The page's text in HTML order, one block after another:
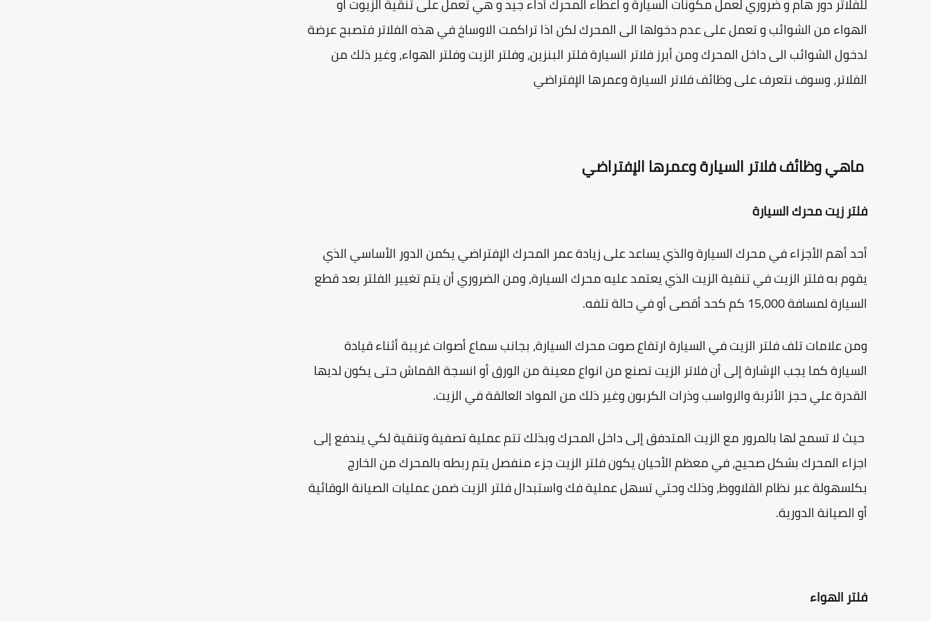
الهواء من الشوائب و تعمل على عدم دخولها الى المحرك لكن اذا تراكمت الاوساخ في هذه الفلاتر فتصبح عرضة
لدخول الشوائب الى داخل المحرك ومن أبرز فلاتر السيارة فلتر البنزين، وفلتر الزيت وفلتر الهواء، وغير ذلك من
الفلاتر، وسوف نتعرف على وظائف فلاتر السيارة وعمرها الإفتراضي
ماهي وظائف فلاتر السيارة وعمرها الإفتراضي
فلتر زيت محرك السيارة
أحد أهم الأجزاء في محرك السيارة والذي يساعد على زيادة عمر المحرك الإفتراضي يكمن الدور الأساسي الذي
يقوم به فلتر الزيت في تنقية الزيت الذي يعتمد عليه محرك السيارة، ومن الضروري أن يتم تغيير الفلتر بعد قطع
السيارة لمسافة 15,000 كم كحد أقصى أو في حالة تلفه.
ومن علامات تلف فلتر الزيت في السيارة ارتفاع صوت محرك السيارة، بجانب سماع أصوات غريبة أثناء قيادة
السيارة كما يجب الإشارة إلى أن فلاتر الزيت تصنع من انواع معينة من الورق أو انسجة القماش حتى يكون لديها
القدرة علي حجز الأتربة والرواسب وذرات الكربون وغير ذلك من المواد العالقة في الزيت.
حيث لا تسمح لها بالمرور مع الزيت المتدفق إلى داخل المحرك وبذلك تتم عملية تصفية وتنقية لكي يندفع إلى
اجزاء المحرك بشكل صحيح، في معظم الأحيان يكون فلتر الزيت جزء منفصل يتم ربطه بالمحرك من الخارج
بكلسهولة عبر نظام القلاووظ، وذلك وحتي تسهل عملية فك واستبدال فلتر الزيت ضمن عمليات الصيانة الوقائية
أو الصيانة الدورية.
فلتر الهواء